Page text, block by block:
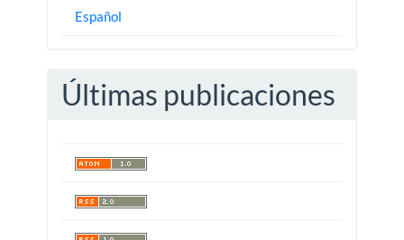
Español
Últimas publicaciones